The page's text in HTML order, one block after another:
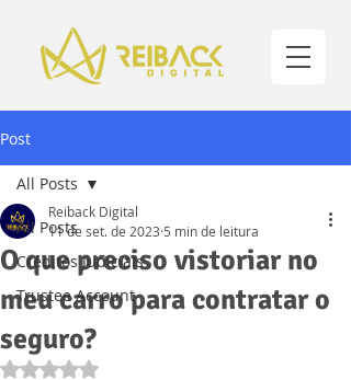
Post
All Posts
Créditos Judiciais
Trustee Account
All Posts
O que preciso vistoriar no
meu carro para contratar o
seguro?
Reiback Digital
11 de set. de 2023 5 min de leitura
Avaliado com NaN de 5 estrelas.